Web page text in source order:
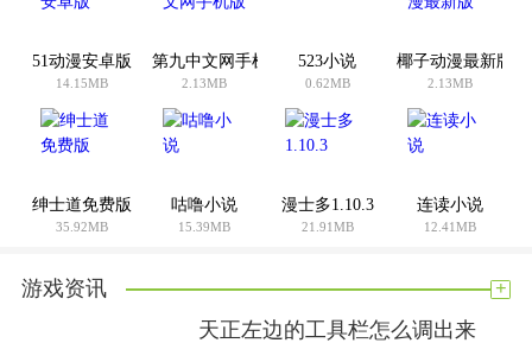
【/h/】本页面包含各种房源信息，让更多用户可以来到本平台
【/h/】/【/k0/】分数【/h/】
【/h/】它让客户更容易在家里看到真正的房子，同时，它也可
【/h/】操作:4.5【/h/】
【/h/】安全性:4.1【/h/】
你怎么想呢?我觉得这个手机软件很好用。请分享给你的朋友:
51动漫安卓版
14.15MB
第九中文网手机版
2.13MB
523小说
0.62MB
椰子动漫最新版
2.13MB
绅士道免费版
35.92MB
咕噜小说
15.39MB
漫士多1.10.3
21.91MB
连读小说
12.41MB
游戏资讯 +
天正左边的工具栏怎么调出来